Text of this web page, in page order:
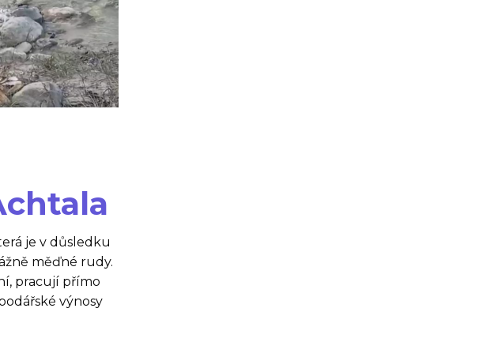
je v důsledku
měďné rudy.
pracují přímo
výnosy